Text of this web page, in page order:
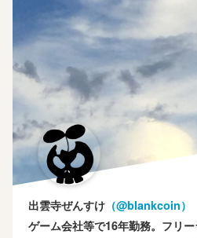
出雲寺ぜんすけ （‎@blankcoin）
ゲーム会社等で16年勤務。フリー